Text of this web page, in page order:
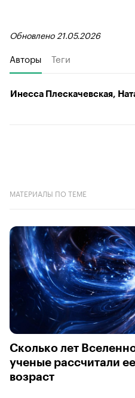
Обновлено 21.05.2026
Авторы Теги
Инесса Плескачевская,
МАТЕРИАЛЫ ПО ТЕМЕ
Сколько лет
ученые рассчитали ее
возраст